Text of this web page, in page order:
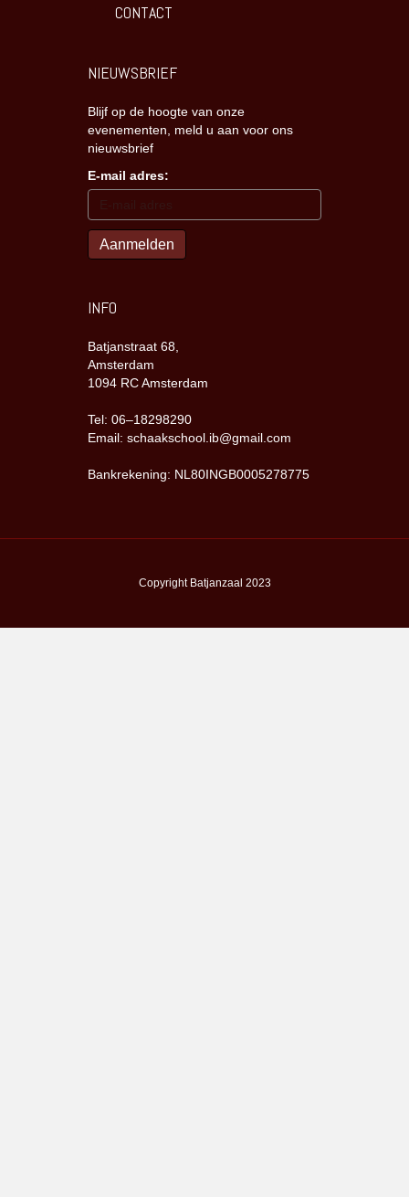
CONTACT
NIEUWSBRIEF
Blijf op de hoogte van onze
evenementen, meld u aan voor ons
nieuwsbrief
E-mail adres:
INFO
Batjanstraat 68,
Amsterdam
1094 RC Amsterdam
Tel: 06–18298290
Email: schaakschool.ib@gmail.com
Bankrekening: NL80INGB0005278775
Copyright Batjanzaal 2023